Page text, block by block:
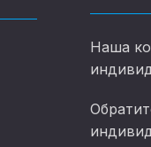
Наша